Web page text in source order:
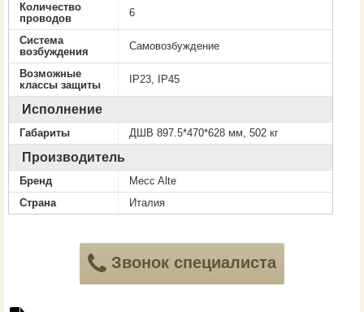
Количество
проводов
6
Система
возбуждения
Самовозбуждение
Возможные
классы защиты
IP23, IP45
Исполнение
Габариты ДШВ 897.5*470*628 мм, 502 кг
Производитель
Бренд
Mecc Alte
Страна
Италия
Звонок специалиста